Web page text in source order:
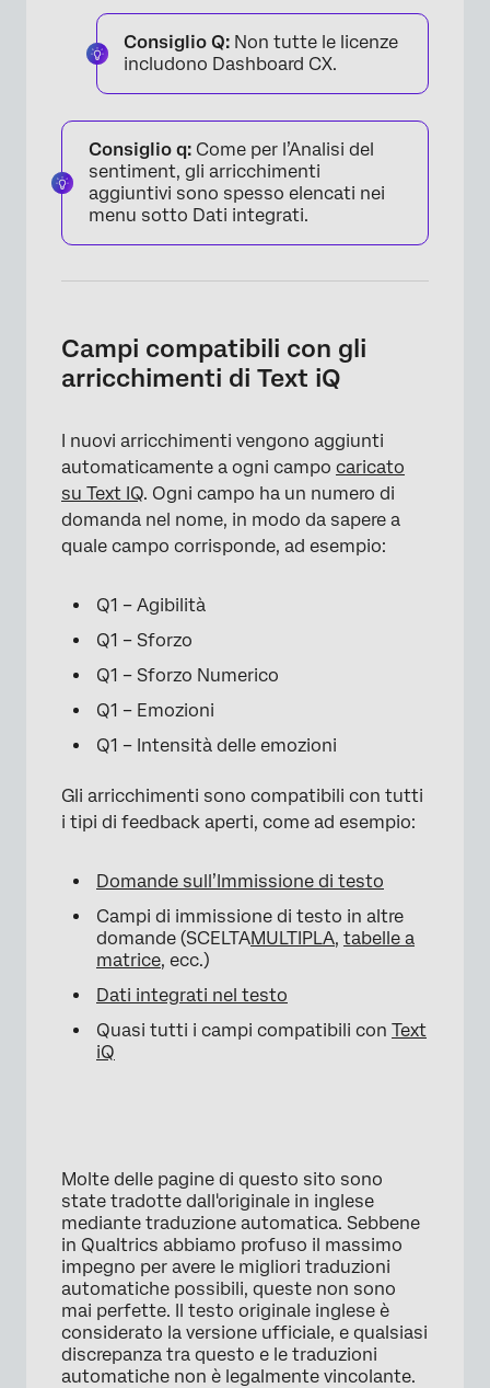
Consiglio Q: Non tutte le licenze
includono Dashboard CX.
Consiglio q: Come per l’Analisi del
sentiment, gli arricchimenti
aggiuntivi sono spesso elencati nei
menu sotto Dati integrati.
Campi compatibili con gli
arricchimenti di Text iQ
I nuovi arricchimenti vengono aggiunti
automaticamente a ogni campo caricato
su Text IQ. Ogni campo ha un numero di
domanda nel nome, in modo da sapere a
quale campo corrisponde, ad esempio:
Q1 – Agibilità
Q1 – Sforzo
Q1 – Sforzo Numerico
Q1 – Emozioni
Q1 – Intensità delle emozioni
Gli arricchimenti sono compatibili con tutti
i tipi di feedback aperti, come ad esempio:
Domande sull’Immissione di testo
Campi di immissione di testo in altre
domande (SCELTAMULTIPLA, tabelle a
matrice, ecc.)
Dati integrati nel testo
Quasi tutti i campi compatibili con Text
iQ
Molte delle pagine di questo sito sono
state tradotte dall'originale in inglese
mediante traduzione automatica. Sebbene
in Qualtrics abbiamo profuso il massimo
impegno per avere le migliori traduzioni
automatiche possibili, queste non sono
mai perfette. Il testo originale inglese è
considerato la versione ufficiale, e qualsiasi
discrepanza tra questo e le traduzioni
automatiche non è legalmente vincolante.